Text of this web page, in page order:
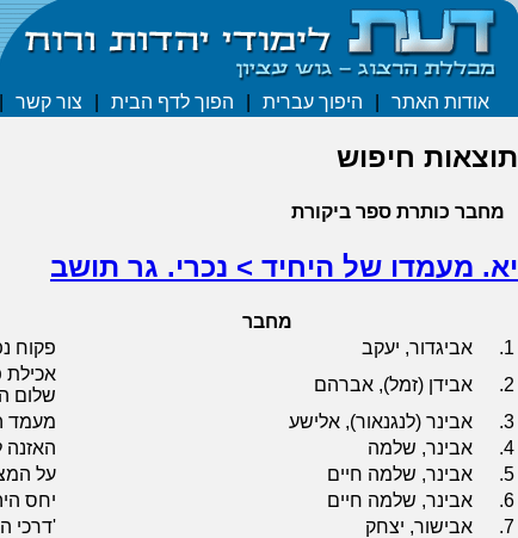
אודות האתר היפוך עברית הפוך לדף הבית צור קשר
תוצאות חיפוש
מחבר כותרת ספר ביקורת
יא. מעמדו של היחיד > נכרי. גר תושב
מחבר
1.
אביגדור, יעקב פקוח
2.
אבידן (זמל), אברהם
אכילת
שלום
3.
אבינר (לנגנאור), אלישע מעמד
4.
אבינר, שלמה האזנה
5.
אבינר, שלמה חיים על
6.
אבינר, שלמה חיים יחס
7.
אבישור, יצחק 'דרכי